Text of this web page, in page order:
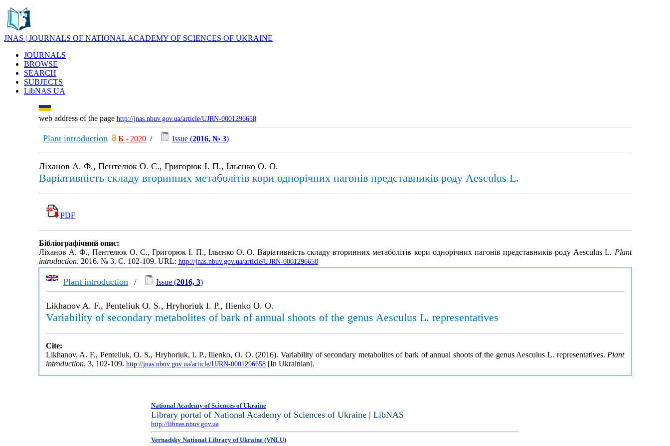
JNAS | JOURNALS OF NATIONAL ACADEMY OF SCIENCES OF UKRAINE
JOURNALS
BROWSE
SEARCH
SUBJECTS
LibNAS UA
web address of the page http://jnas.nbuv.gov.ua/article/UJRN-0001296658
Plant introduction Б - 2020/ Issue (2016, № 3)
Ліханов А. Ф., Пентелюк О. С., Григорюк І. П., Ільєнко О. О.
Варіативність складу вторинних метаболітів кори однорічних пагонів представників роду Aesculus L.
PDF
Бібліографічний опис:
Ліханов А. Ф., Пентелюк О. С., Григорюк І. П., Ільєнко О. О. Варіативність складу вторинних метаболітів кори однорічних пагонів представників роду Aesculus L. Plant
introduction. 2016. № 3. С. 102-109. URL: http://jnas.nbuv.gov.ua/article/UJRN-0001296658
Plant introduction / Issue (2016, 3)
Likhanov A. F., Penteliuk O. S., Hryhoriuk I. P., Ilienko O. O.
Variability of secondary metabolites of bark of annual shoots of the genus Aesculus L. representatives
Cite:
Likhanov, A. F., Penteliuk, O. S., Hryhoriuk, I. P., Ilienko, O. O. (2016). Variability of secondary metabolites of bark of annual shoots of the genus Aesculus L. representatives. Plant
introduction, 3, 102-109. http://jnas.nbuv.gov.ua/article/UJRN-0001296658[In Ukrainian].
National Academy of Sciences of Ukraine
Library portal of National Academy of Sciences of Ukraine | LibNAS
http://libnas.nbuv.gov.ua
Vernadsky National Library of Ukraine (VNLU)